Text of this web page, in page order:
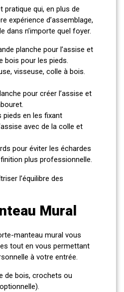
pratique qui, en plus de
expérience d’assemblage,
dans n’importe quel foyer.
planche pour l’assise et
bois pour les pieds.
visseuse, colle à bois.
pour créer l’assise et
pieds en les fixant
avec de la colle et
pour éviter les échardes
plus professionnelle.
l’équilibre des
Mural
manteau mural vous
tout en vous permettant
à votre entrée.
de bois, crochets ou